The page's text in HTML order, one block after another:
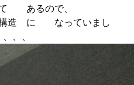
あるので、
造 に なっていまし
、、